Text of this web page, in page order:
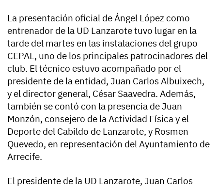
La presentación oficial de Ángel López como
entrenador de la UD Lanzarote tuvo lugar en la
tarde del martes en las instalaciones del grupo
CEPAL, uno de los principales patrocinadores del
club. El técnico estuvo acompañado por el
presidente de la entidad, Juan Carlos Albuixech,
y el director general, César Saavedra. Además,
también se contó con la presencia de Juan
Monzón, consejero de la Actividad Física y el
Deporte del Cabildo de Lanzarote, y Rosmen
Quevedo, en representación del Ayuntamiento de
Arrecife.
El presidente de la UD Lanzarote, Juan Carlos